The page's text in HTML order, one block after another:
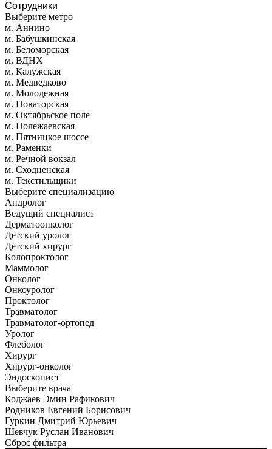
Сотрудники
Выберите метро
м. Аннино
м. Бабушкинская
м. Беломорская
м. ВДНХ
м. Калужская
м. Медведково
м. Молодежная
м. Новаторская
м. Октябрьское поле
м. Полежаевская
м. Пятницкое шоссе
м. Раменки
м. Речной вокзал
м. Сходненская
м. Текстильщики
Выберите специализацию
Андролог
Ведущий специалист
Дерматоонколог
Детский уролог
Детский хирург
Колопроктолог
Маммолог
Онколог
Онкоуролог
Проктолог
Травматолог
Травматолог-ортопед
Уролог
Флеболог
Хирург
Хирург-онколог
Эндоскопист
Выберите врача
Коджаев Эмин Рафикович
Родников Евгений Борисович
Гуркин Дмитрий Юрьевич
Шевчук Руслан Иванович
Сброс фильтра